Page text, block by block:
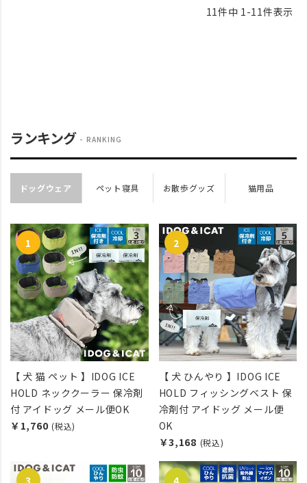
11件中 1 -11件表示
ランキング RANKING
ドッグウェア ペット寝具 お散歩グッズ 猫用品
【 犬 猫 ペット 】IDOG ICE
HOLD ネッククーラー 保冷剤
付 アイドッグ メール便OK
￥1,760 (税込)
【 犬 ひんやり 】IDOG ICE
HOLD フィッシングベスト 保
冷剤付 アイドッグ メール便
OK
￥3,168 (税込)